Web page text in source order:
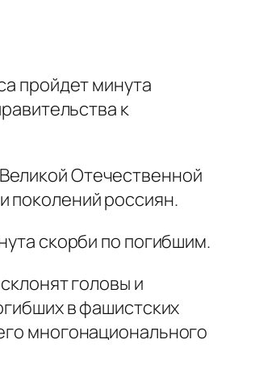
пройдет минута
к
Отечественной
поколений россиян.
скорби по погибшим.
головы и
в фашистских
многонационального